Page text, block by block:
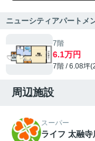
ニューシティアパートメ
7階
6.1万円
7階 / 6.08坪
周辺施設
スーパー
ライフ 太融寺